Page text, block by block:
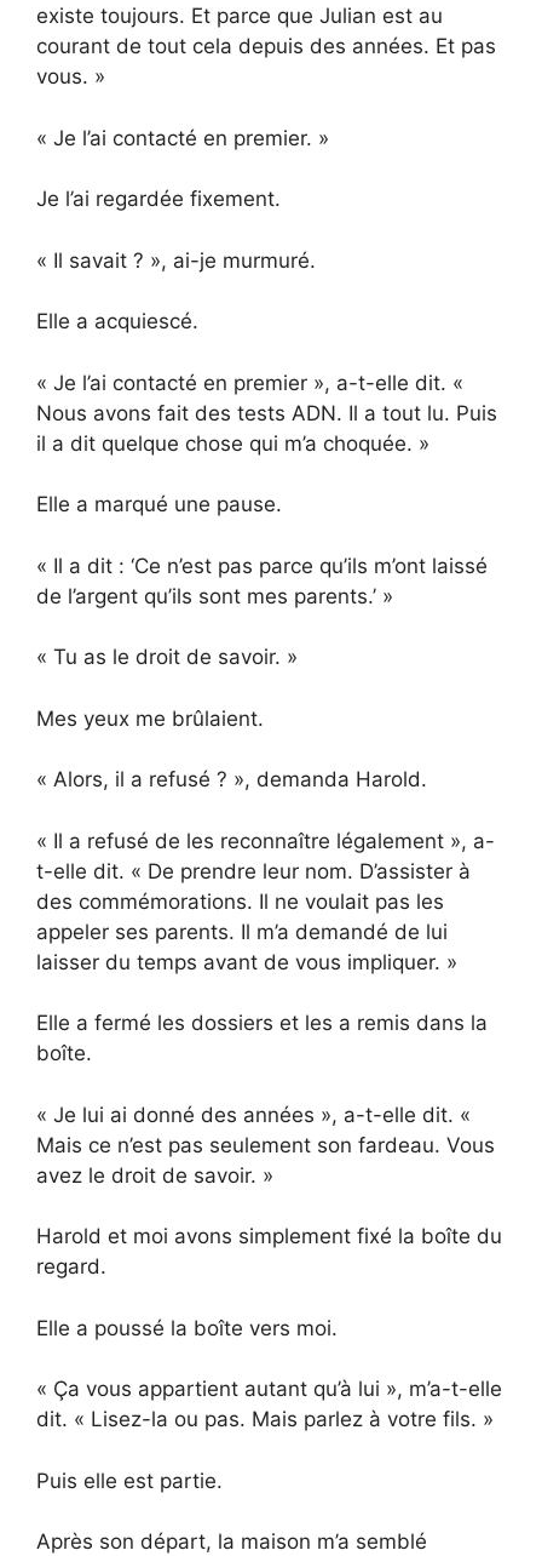
existe toujours. Et parce que Julian est au
courant de tout cela depuis des années. Et pas
vous. »
« Je l’ai contacté en premier. »
Je l’ai regardée fixement.
« Il savait ? », ai-je murmuré.
Elle a acquiescé.
« Je l’ai contacté en premier », a-t-elle dit. «
Nous avons fait des tests ADN. Il a tout lu. Puis
il a dit quelque chose qui m’a choquée. »
Elle a marqué une pause.
« Il a dit : ‘Ce n’est pas parce qu’ils m’ont laissé
de l’argent qu’ils sont mes parents.’ »
« Tu as le droit de savoir. »
Mes yeux me brûlaient.
« Alors, il a refusé ? », demanda Harold.
« Il a refusé de les reconnaître légalement », a-
t-elle dit. « De prendre leur nom. D’assister à
des commémorations. Il ne voulait pas les
appeler ses parents. Il m’a demandé de lui
laisser du temps avant de vous impliquer. »
Elle a fermé les dossiers et les a remis dans la
boîte.
« Je lui ai donné des années », a-t-elle dit. «
Mais ce n’est pas seulement son fardeau. Vous
avez le droit de savoir. »
Harold et moi avons simplement fixé la boîte du
regard.
Elle a poussé la boîte vers moi.
« Ça vous appartient autant qu’à lui », m’a-t-elle
dit. « Lisez-la ou pas. Mais parlez à votre fils. »
Puis elle est partie.
Après son départ, la maison m’a semblé